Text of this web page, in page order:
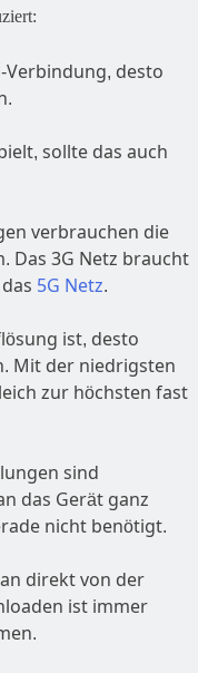
Verbindung, desto
sollte das auch
verbrauchen die
Das 3G Netz braucht
5G Netz.
ist, desto
Mit der niedrigsten
zur höchsten fast
sind
das Gerät ganz
nicht benötigt.
direkt von der
ist immer